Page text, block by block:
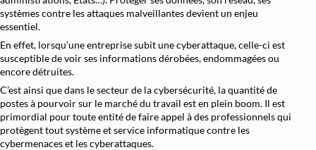
Architecture et Sécurité Cloud
Migration et Gestion Infrastructure Cloud
Conteneurisation Docker et Kubernetes
Intégration Continue et Déploiement Continu
Infrastructure as Code avec Terraform et
Automatisation Réseau avec Python
systèmes contre les attaques malveillantes devient un enjeu
essentiel.
En effet, lorsqu’une entreprise subit une cyberattaque, celle-ci est
susceptible de voir ses informations dérobées, endommagées ou
encore détruites.
C’est ainsi que dans le secteur de la cybersécurité, la quantité de
postes à pourvoir sur le marché du travail est en plein boom. Il est
primordial pour toute entité de faire appel à des professionnels qui
protègent tout système et service informatique contre les
cybermenaces et les cyberattaques.